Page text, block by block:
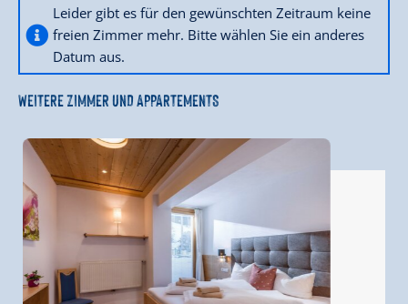
Leider gibt es für den gewünschten Zeitraum keine
freien Zimmer mehr. Bitte wählen Sie ein anderes
Datum aus.
WEITERE ZIMMER UND APPARTEMENTS